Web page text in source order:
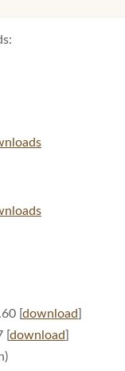
[ download
download